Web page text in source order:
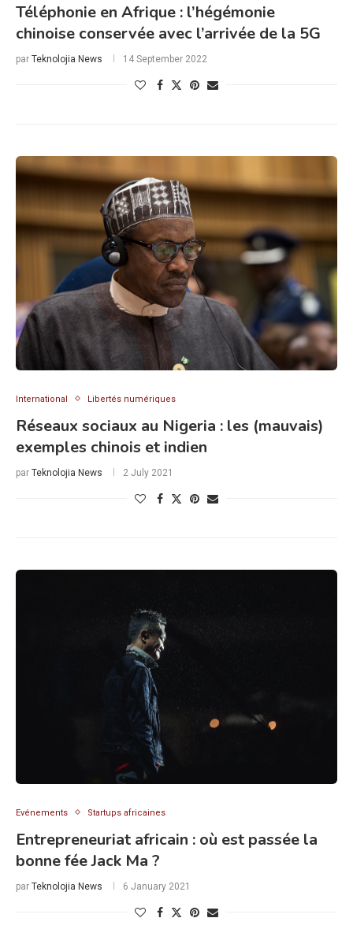
Téléphonie en Afrique : l’hégémonie
chinoise conservée avec l’arrivée de la 5G
par Teknolojia News 14 September 2022
International Libertés numériques
Réseaux sociaux au Nigeria : les (mauvais)
exemples chinois et indien
par Teknolojia News 2 July 2021
Evénements Startups africaines
Entrepreneuriat africain : où est passée la
bonne fée Jack Ma ?
par Teknolojia News 6 January 2021